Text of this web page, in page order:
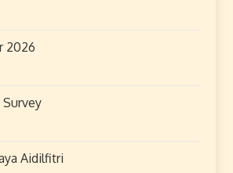
2026
Aidilfitri